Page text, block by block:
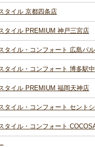
タイル 京都四条店
タイル PREMIUM 神戸三宮店
タイル・コンフォート 広島パ
タイル・コンフォート 博多駅
タイル PREMIUM 福岡天神店
タイル・コンフォート セント
タイル・コンフォート